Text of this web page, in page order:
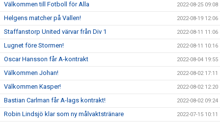
Välkommen till Fotboll för Alla 2022-08-25 09:08
Helgens matcher på Vallen! 2022-08-19 12:06
Staffanstorp United värvar från Div 1 2022-08-11 11:06
Lugnet före Stormen! 2022-08-11 10:16
Oscar Hansson får A-kontrakt 2022-08-04 19:55
Välkommen Johan! 2022-08-02 17:11
Välkommen Kasper! 2022-08-02 12:20
Bastian Carlman får A-lags kontrakt! 2022-08-02 09:24
Robin Lindsjö klar som ny målvaktstränare 2022-07-15 10:11